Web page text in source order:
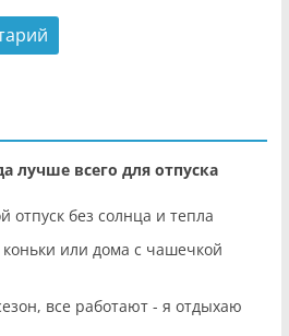
лучше всего для отпуска
отпуск без солнца и тепла
или дома с чашечкой
все работают - я отдыхаю